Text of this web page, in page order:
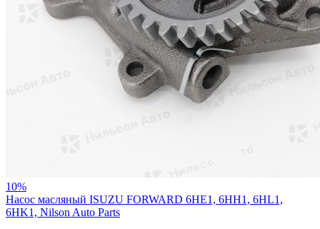
10%
Насос масляный ISUZU FORWARD 6HE1, 6HH1, 6HL1,
6HK1, Nilson Auto Parts